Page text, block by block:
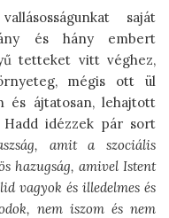
saját
és hány embert
tetteket vitt véghez,
mégis ott ül
és ájtatosan, lehajtott
idézzek pár sort
amit a szociális
hazugság, amivel Istent
vagyok és illedelmes és
nem iszom és nem